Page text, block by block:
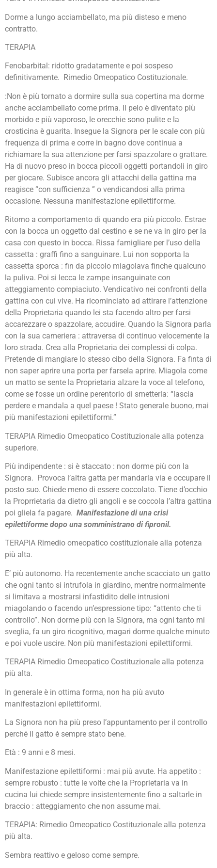
Dorme a lungo acciambellato, ma più disteso e meno
contratto.
TERAPIA
Fenobarbital: ridotto gradatamente e poi sospeso
definitivamente. Rimedio Omeopatico Costituzionale.
:Non è più tornato a dormire sulla sua copertina ma dorme
anche acciambellato come prima. Il pelo è diventato più
morbido e più vaporoso, le orecchie sono pulite e la
crosticina è guarita. Insegue la Signora per le scale con più
frequenza di prima e corre in bagno dove continua a
richiamare la sua attenzione per farsi spazzolare o grattare.
Ha di nuovo preso in bocca piccoli oggetti portandoli in giro
per giocare. Subisce ancora gli attacchi della gattina ma
reagisce “con sufficienza ” o vendicandosi alla prima
occasione. Nessuna manifestazione epilettiforme.
Ritorno a comportamento di quando era più piccolo. Estrae
con la bocca un oggetto dal cestino e se ne va in giro per la
casa con questo in bocca. Rissa famigliare per l’uso della
cassetta : graffi fino a sanguinare. Lui non sopporta la
cassetta sporca : fin da piccolo miagolava finche qualcuno
la puliva. Poi si lecca le zampe insanguinate con
atteggiamento compiaciuto. Vendicativo nei confronti della
gattina con cui vive. Ha ricominciato ad attirare l’attenzione
della Proprietaria quando lei sta facendo altro per farsi
accarezzare o spazzolare, accudire. Quando la Signora parla
con la sua cameriera : attraversa di continuo velocemente la
loro strada. Crea alla Proprietaria dei complessi di colpa.
Pretende di mangiare lo stesso cibo della Signora. Fa finta di
non saper aprire una porta per farsela aprire. Miagola come
un matto se sente la Proprietaria alzare la voce al telefono,
come se fosse un ordine perentorio di smetterla: “lascia
perdere e mandala a quel paese ! Stato generale buono, mai
più manifestazioni epilettiformi.”
TERAPIA Rimedio Omeopatico Costituzionale alla potenza
superiore.
Più indipendente : si è staccato : non dorme più con la
Signora. Provoca l’altra gatta per mandarla via e occupare il
posto suo. Chiede meno di essere coccolato. Tiene d’occhio
la Proprrietaria da dietro gli angoli e se coccola l’altra gattina
poi gliela fa pagare. Manifestazione di una crisi
epilettiforme dopo una somministrano di fipronil.
TERAPIA Rimedio omeopatico costituzionale alla potenza
più alta.
E’ più autonomo. Ha recentemente anche scacciato un gatto
che ogni tanto si intrufola in giardino, mentre normalmente
si limitava a mostrarsi infastidito delle intrusioni
miagolando o facendo un’espressione tipo: “attento che ti
controllo”. Non dorme più con la Signora, ma ogni tanto mi
sveglia, fa un giro ricognitivo, magari dorme qualche minuto
e poi vuole uscire. Non più manifestazioni epilettiformi.
TERAPIA Rimedio Omeopatico Costituzionale alla potenza
più alta.
In generale è in ottima forma, non ha più avuto
manifestazioni epilettiformi.
La Signora non ha più preso l’appuntamento per il controllo
perché il gatto è sempre stato bene.
Età : 9 anni e 8 mesi.
Manifestazione epilettiformi : mai più avute. Ha appetito :
sempre robusto : tutte le volte che la Proprietaria va in
cucina lui chiede sempre insistentemente fino a saltarle in
braccio : atteggiamento che non assume mai.
TERAPIA: Rimedio Omeopatico Costituzionale alla potenza
più alta.
Sembra reattivo e geloso come sempre.